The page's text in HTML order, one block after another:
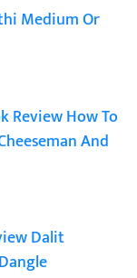
Medium Or
Review How To
And
Dalit